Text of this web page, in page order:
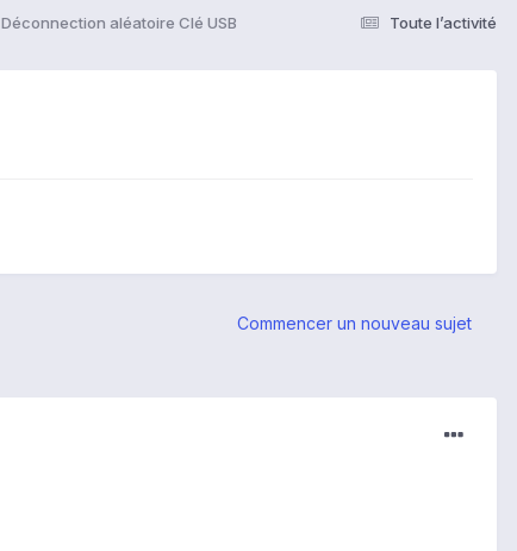
Toute l’activité
Déconnection aléatoire Clé USB
Commencer un nouveau sujet